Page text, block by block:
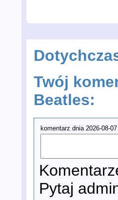
Twój
Beatles:
komentarz dnia 2026-08-
Pytaj